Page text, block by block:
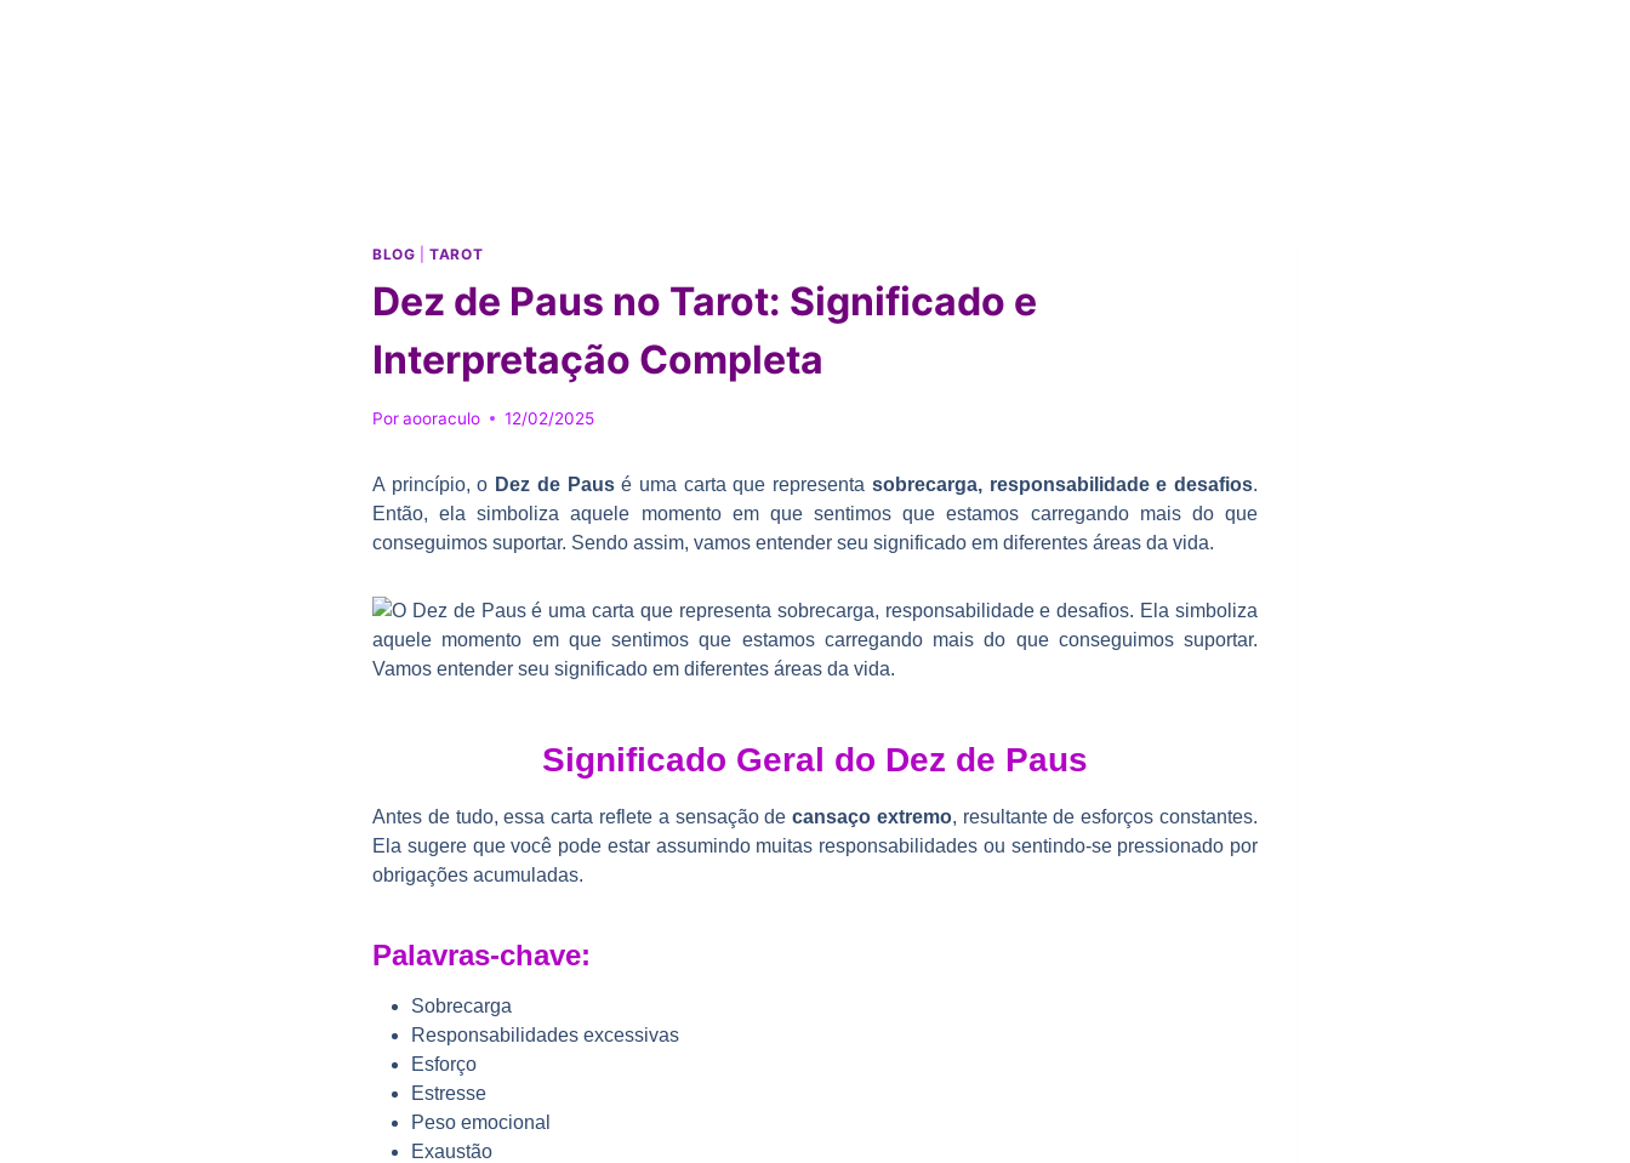
BLOG |TAROT
Dez de Paus no Tarot: Significado e
Interpretação Completa
Poraooraculo 12/02/2025
A princípio, o Dez de Pausé uma carta que representa sobrecarga, responsabilidade e desafios.
Então, ela simboliza aquele momento em que sentimos que estamos carregando mais do que
conseguimos suportar. Sendo assim, vamos entender seu significado em diferentes áreas da vida.
Significado Geral do Dez de Paus
Antes de tudo, essa carta reflete a sensação decansaço extremo, resultante de esforços constantes.
Ela sugere que você pode estar assumindo muitas responsabilidades ou sentindo-se pressionado por
obrigações acumuladas.
Palavras-chave:
Sobrecarga
Responsabilidades excessivas
Esforço
Estresse
Peso emocional
Exaustão